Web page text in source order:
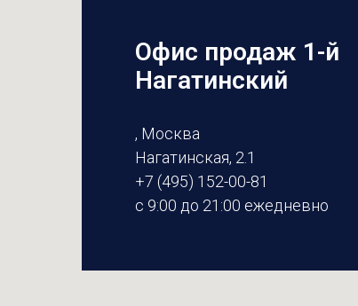
Офис продаж 1-й
Нагатинский
, Москва
Нагатинская, 2.1
+7 (495) 152-00-81
с 9:00 до 21:00 ежедневно